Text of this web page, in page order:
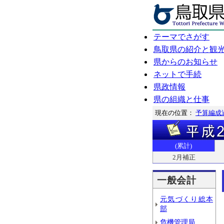
テーマでさがす
鳥取県の紹介と観
県からのお知らせ
ネットで手続
県政情報
県の組織と仕事
現在の位置： 予算編成
(累計)
2月補正
一般会計
元気づくり総本
部
危機管理局